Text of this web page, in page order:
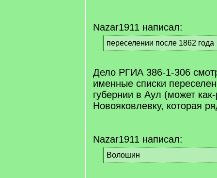
Nazar1911 написал:
[
q
переселении после 1862 года
[
q
Дело РГИА 386-1-306
именные списки
губернии в Аул (может
Новояковлевку, которая
Nazar1911 написал:
[
q
Волошин
[